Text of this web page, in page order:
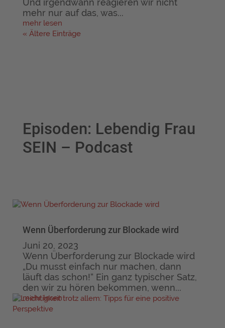
Und irgendwann reagieren wir nicht
mehr nur auf das, was...
mehr lesen
« Ältere Einträge
Episoden: Lebendig Frau
SEIN – Podcast
Wenn Überforderung zur Blockade wird
Juni 20, 2023
Wenn Überforderung zur Blockade wird
„Du musst einfach nur machen, dann
läuft das schon!“ Ein ganz typischer Satz,
den wir zu hören bekommen, wenn...
mehr lesen